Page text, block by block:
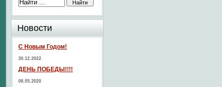
Новости
С Новым Годом!
30.12.2022
ДЕНЬ ПОБЕДЫ!!!!
08.05.2020